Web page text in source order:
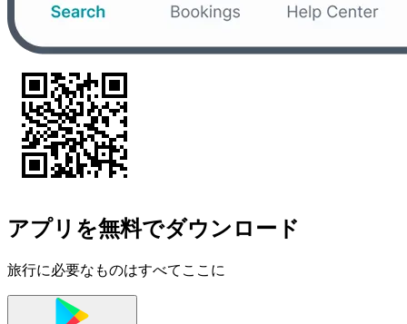
アプリを無料でダウンロード
旅行に必要なものはすべてここに